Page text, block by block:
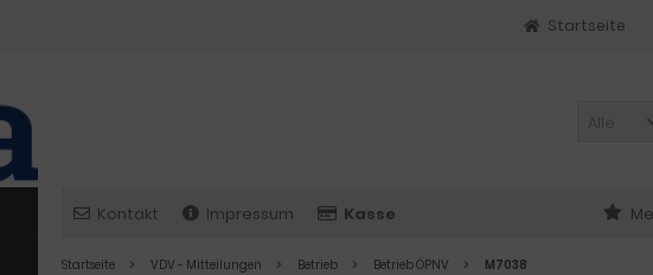
Startseite
Alle
Kontakt Impressum Kasse
Startseite VDV - Mitteilungen Betrieb Betrieb ÖPNV M7038